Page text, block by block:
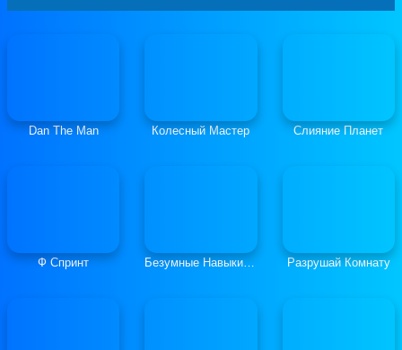
Dan The Man Колесный Мастер Слияние Планет
Ф Спринт Безумные Навыки Ралли-Кросса Разрушай Комнату